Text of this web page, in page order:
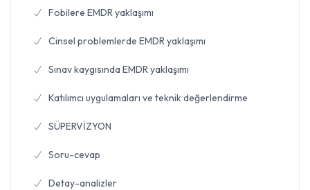
Fobilere EMDR yaklaşımı
Cinsel problemlerde EMDR yaklaşımı
Sınav kaygısında EMDR yaklaşımı
Katılımcı uygulamaları ve teknik değerlendirme
SÜPERVİZYON
Soru-cevap
Detay-analizler